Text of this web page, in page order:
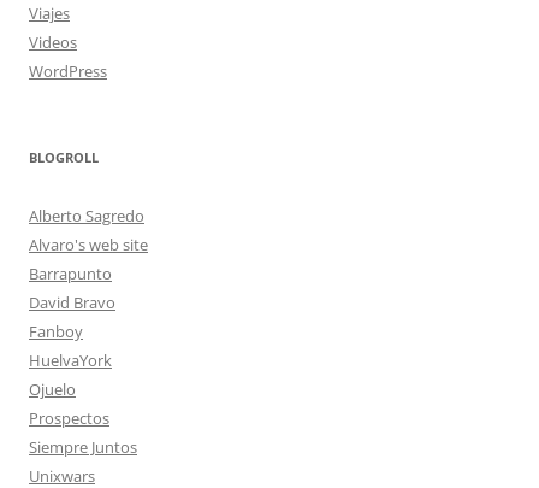
Viajes
Videos
WordPress
BLOGROLL
Alberto Sagredo
Alvaro's web site
Barrapunto
David Bravo
Fanboy
HuelvaYork
Ojuelo
Prospectos
Siempre Juntos
Unixwars